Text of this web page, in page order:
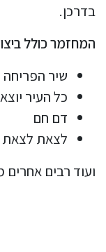
בדרכן.
המחזמר כולל
שיר הפריחה
כל העיר
דם חם
לצאת לצאת
ועוד רבים